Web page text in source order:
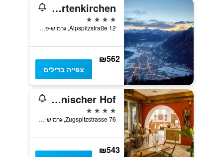
Hyperion Hotel Garmisch-Partenkirchen
4 כוכבים
Alpspitzstraße 12, גרמיש-פרטנקירכן, בוואריה, גרמניה
₪562
צפייה בדילים
Hotel Rheinischer Hof
4 כוכבים
Zugspitzstrasse 76, גרמיש-פרטנקירכן, בוואריה, גרמניה
₪543